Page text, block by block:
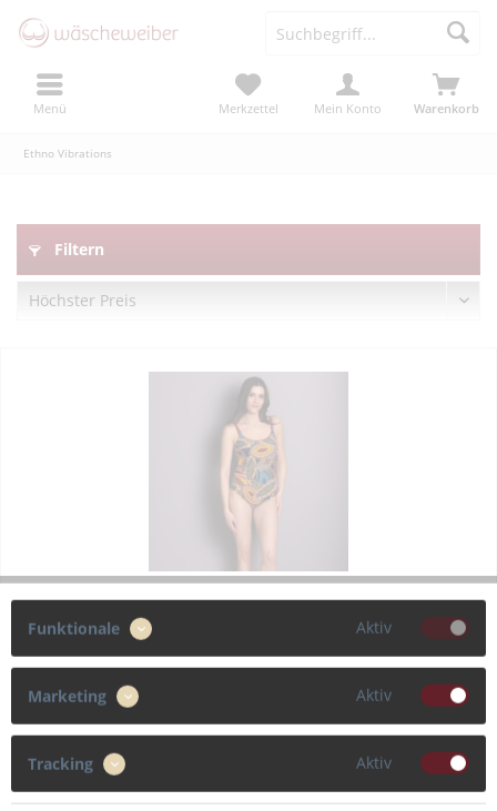
Menü Warenkorb
Merkzettel Mein Konto
Ethno Vibrations
Filtern
Anita “Ethno Vibrations” Badeanzug Lara
Cleaner Schnitt - ausdrucksstarker Print! Das ist der
Badeanzug Lara im afrikanisch inspirierten "Ethno Vibrations"
Design. Die angesetzten Träger sind verstellbar und werden
durch hochwertige Metallzierteile stilvoll veredelt....
Funktionale Aktiv
Marketing Aktiv
Tracking Aktiv